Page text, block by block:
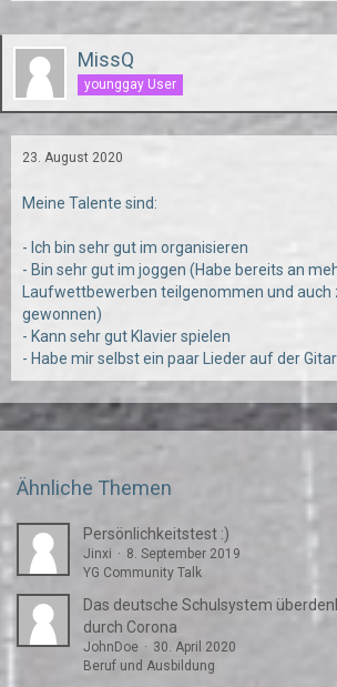
MissQ
younggay User
23. August 2020
Meine Talente sind:
- Ich bin sehr gut im organisieren
- Bin sehr gut im joggen (Habe bereits an
Laufwettbewerben teilgenommen und auch
gewonnen)
- Kann sehr gut Klavier spielen
- Habe mir selbst ein paar Lieder auf der
Ähnliche Themen
Persönlichkeitstest :)
Jinxi
8. September 2019
YG Community Talk
Das deutsche Schulsystem
durch Corona
JohnDoe
30. April 2020
Beruf und Ausbildung